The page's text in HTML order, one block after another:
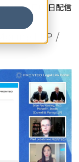
年07月08日配信
LLP /